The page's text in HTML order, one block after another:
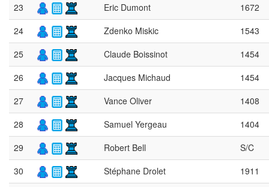
23
Eric Dumont
1672
24
Zdenko Miskic
1543
25
Claude Boissinot
1454
26
Jacques Michaud
1454
27
Vance Oliver
1408
28
Samuel Yergeau
1404
29
Robert Bell
S/C
30
Stéphane Drolet
1911